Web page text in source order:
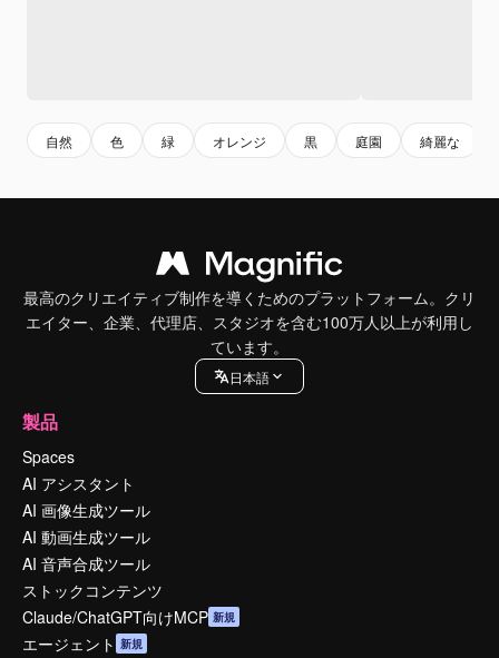
自然 色 緑 オレンジ 黒 庭園 綺麗な
最高のクリエイティブ制作を導くためのプラットフォーム。クリ
エイター、企業、代理店、スタジオを含む100万人以上が利用し
ています。
日本語
製品
Spaces
AI アシスタント
AI 画像生成ツール
AI 動画生成ツール
AI 音声合成ツール
ストックコンテンツ
Claude/ChatGPT向けMCP 新規
エージェント 新規